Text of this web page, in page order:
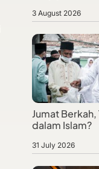
3 August 2026
Jumat
dalam Islam?
31 July 2026